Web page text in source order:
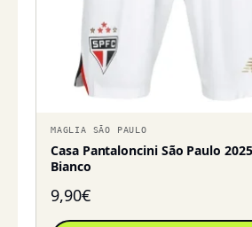
MAGLIA SÃO PAULO
Casa Pantaloncini São Paulo
Bianco
9,90€